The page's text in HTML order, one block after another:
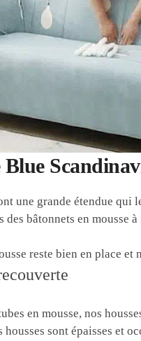
Blue
une grande étendue qui
bâtonnets en mousse
reste bien en place
en mousse, nos
sont épaisses et